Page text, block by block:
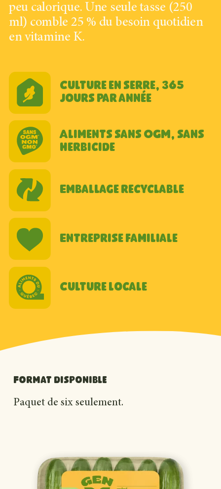
peu calorique. Une seule tasse (250
ml) comble 25 % du besoin quotidien
en vitamine K.
Culture en serre, 365
jours par année
Aliments sans OGM, sans
herbicide
Emballage recyclable
Entreprise familiale
Culture locale
Format disponible
Paquet de six seulement.